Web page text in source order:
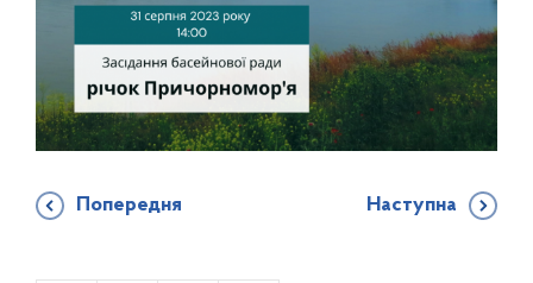
Попередня Наступна